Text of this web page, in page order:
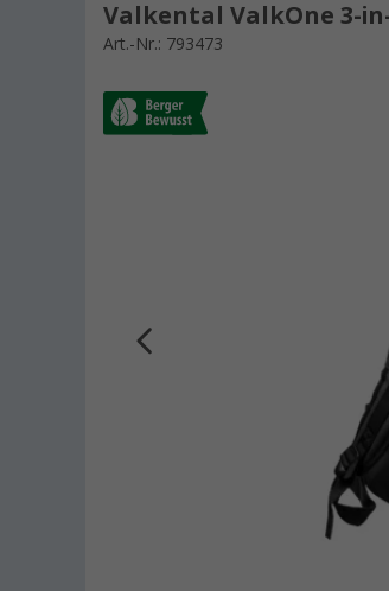
Valkental ValkOne 3-
Art.-Nr.: 793473